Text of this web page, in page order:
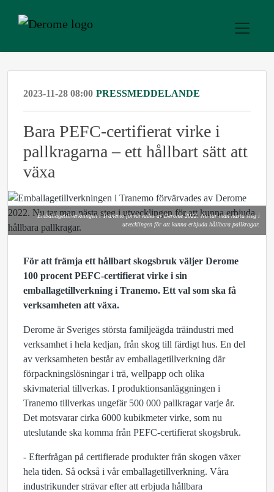
2023-11-28 08:00 PRESSMEDDELANDE
Bara PEFC-certifierat virke i
pallkragarna – ett hållbart sätt att
växa
Emballagetillverkningen i Tranemo förvärvades av Derome 2022. Nu tar man nästa steg i
utvecklingen för att kunna erbjuda hållbara pallkragar.
För att främja ett hållbart skogsbruk väljer Derome
100 procent PEFC-certifierat virke i sin
emballagetillverkning i Tranemo. Ett val som ska få
verksamheten att växa.
Derome är Sveriges största familjeägda träindustri med
verksamhet i hela kedjan, från skog till färdigt hus. En del
av verksamheten består av emballagetillverkning där
förpackningslösningar i trä, wellpapp och olika
skivmaterial tillverkas. I produktionsanläggningen i
Tranemo tillverkas ungefär 500 000 pallkragar varje år.
Det motsvarar cirka 6000 kubikmeter virke, som nu
uteslutande ska komma från PEFC-certifierat skogsbruk.
- Efterfrågan på certifierade produkter från skogen växer
hela tiden. Så också i vår emballagetillverkning. Våra
industrikunder strävar efter att erbjuda hållbara